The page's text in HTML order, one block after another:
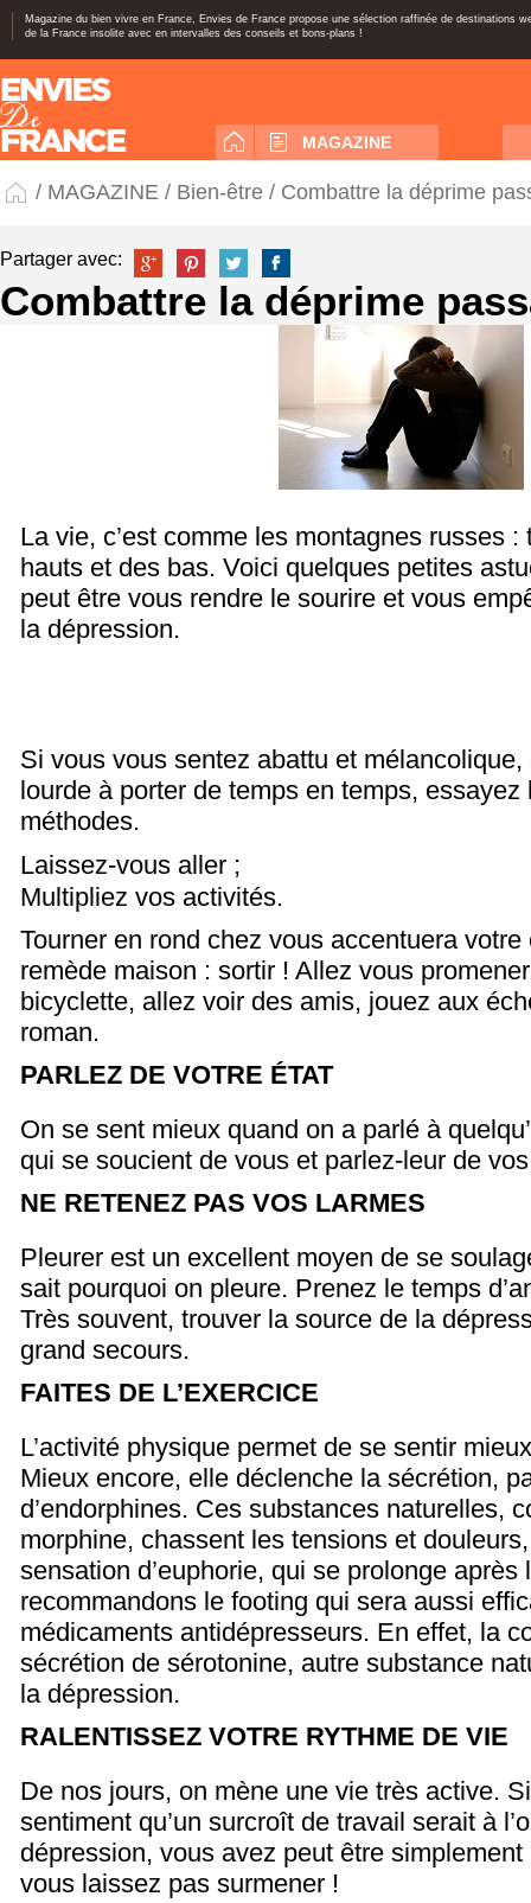
Magazine du bien vivre en France, Envies de France propose une sélection raffinée de destinations
de la France insolite avec en intervalles des conseils et bons-plans !
MAGAZINE
/ MAGAZINE / Bien-être / Combattre la déprime
Partager avec:
Combattre la déprime
La vie, c’est comme les montagnes russes
hauts et des bas. Voici quelques petites
peut être vous rendre le sourire et vous
la dépression.
Si vous vous sentez abattu et
lourde à porter de temps en temps, essayez
méthodes.
Laissez-vous aller ;
Multipliez vos activités.
Tourner en rond chez vous accentuera
remède maison : sortir ! Allez vous
bicyclette, allez voir des amis, jouez aux
roman.
PARLEZ DE VOTRE ÉTAT
On se sent mieux quand on a parlé à
qui se soucient de vous et parlez-leur de
NE RETENEZ PAS VOS LARMES
Pleurer est un excellent moyen de se
sait pourquoi on pleure. Prenez le temps
Très souvent, trouver la source de la
grand secours.
FAITES DE L’EXERCICE
L’activité physique permet de se sentir
Mieux encore, elle déclenche la sécrétion,
d’endorphines. Ces substances naturelles,
morphine, chassent les tensions et
sensation d’euphorie, qui se prolonge après
recommandons le footing qui sera aussi
médicaments antidépresseurs. En effet, la
sécrétion de sérotonine, autre substance
la dépression.
RALENTISSEZ VOTRE RYTHME DE VIE
De nos jours, on mène une vie très active.
sentiment qu’un surcroît de travail serait à
dépression, vous avez peut être
vous laissez pas surmener !